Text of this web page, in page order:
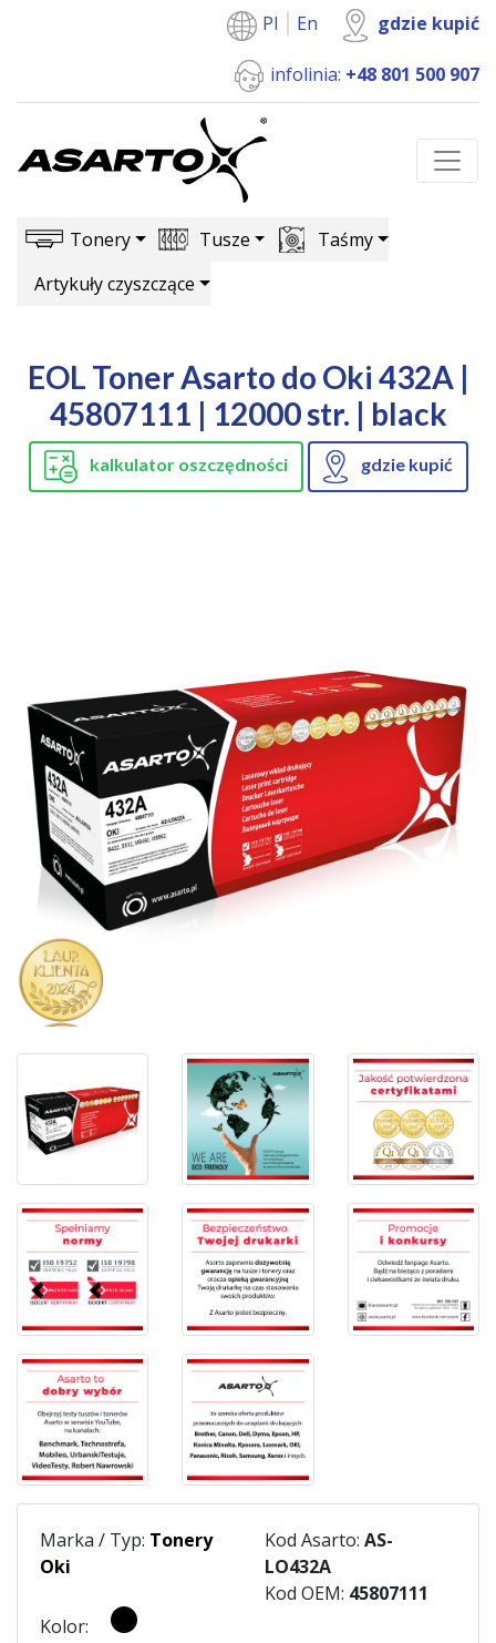
Pl En gdzie kupić
infolinia: +48 801 500 907
Tonery Tusze
Taśmy
Artykuły czyszczące
EOL Toner Asarto do Oki 432A |
45807111 | 12000 str. | black
kalkulator oszczędności gdzie kupić
Marka / Typ: Tonery
Oki
Kod Asarto: AS-
LO432A
Kod OEM: 45807111
Kolor: